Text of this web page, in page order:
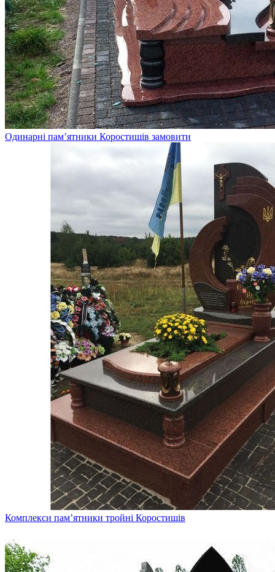
Одинарні пам’ятники Коростишів замовити
Комплекси пам’ятники тройні Коростишів